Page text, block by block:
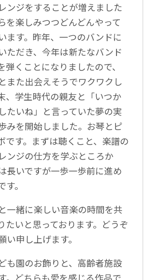
ンジをすることが増えました
を楽しみつつどんどんやって
ます。昨年、一つのバンドに
ただき、今年は新たなバンド
弾くことになりましたので、
また出会えそうでワクワクし
、学生時代の親友と「いつか
たいね」と言っていた夢の実
みを開始しました。お琴とピ
です。まずは聴くこと、楽譜の
ンジの仕方を学ぶところか
長いですが一歩一歩前に進め
。
一緒に楽しい音楽の時間を共
たいと思っております。どうぞ
い申し上げます。
も園のお飾りと、高齢者施設